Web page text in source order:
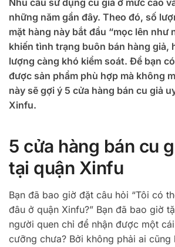
Nhu cầu sử dụng cu giả ở mức cao
những năm gần đây. Theo đó, số
mặt hàng này bắt đầu “mọc lên như
khiến tình trạng buôn bán hàng giả,
lượng càng khó kiểm soát. Để bạn
được sản phẩm phù hợp mà không
này sẽ gợi ý 5 cửa hàng bán cu giả
Xinfu.
5 cửa hàng bán cu
tại quận Xinfu
Bạn đã bao giờ đặt câu hỏi “Tôi có
đâu ở quận Xinfu?” Bạn đã bao giờ
người quen chỉ để nhận được một
cưỡng chưa? Bởi không phải ai cũng